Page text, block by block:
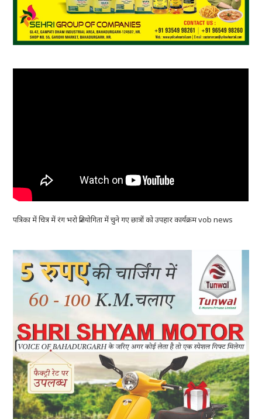
पत्रिका में चित्र में रंग भरो प्रतियोगिता में चुने गए छात्रों को उपहार कार्यक्रम vob news